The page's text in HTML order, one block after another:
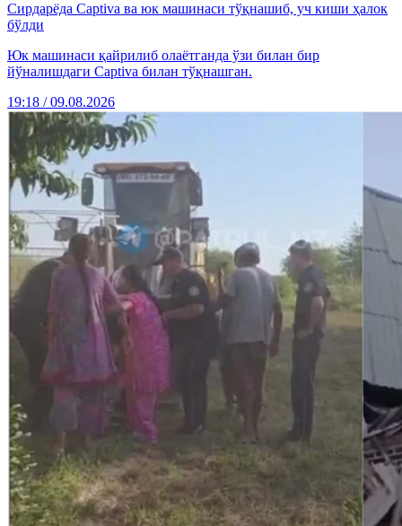
Сирдарёда Captiva ва юк машинаси тўқнашиб, уч киши ҳалок
бўлди
Юк машинаси қайрилиб олаётганда ўзи билан бир
йўналишдаги Captiva билан тўқнашган.
19:18 / 09.08.2026